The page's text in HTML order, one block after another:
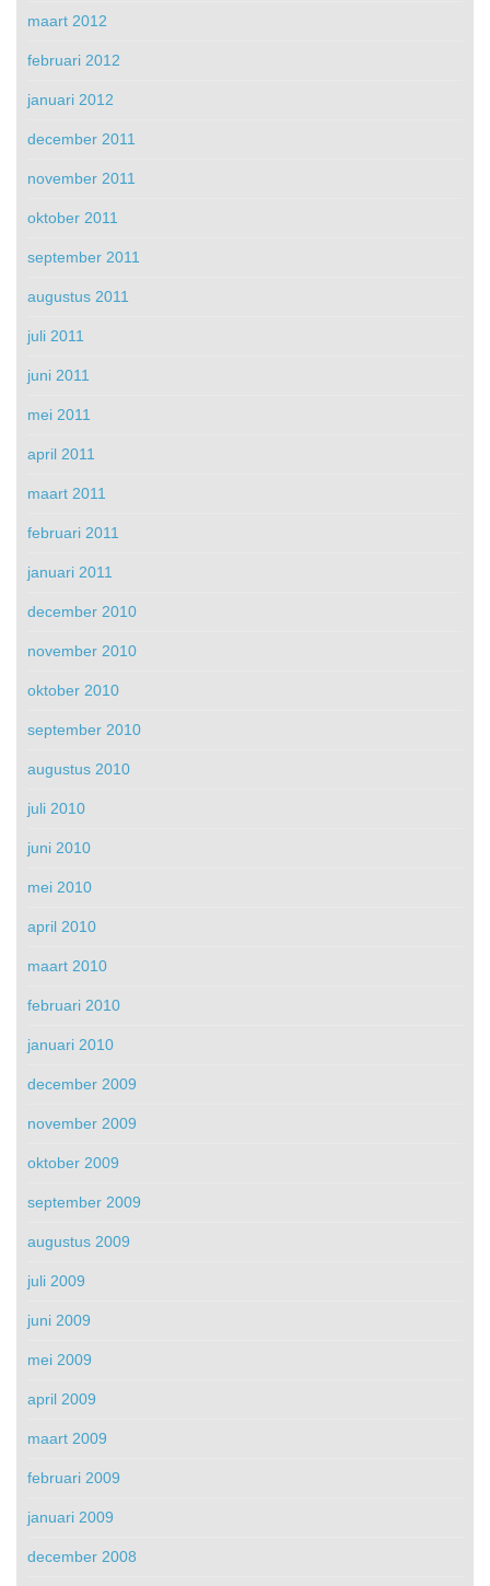
maart 2012
februari 2012
januari 2012
december 2011
november 2011
oktober 2011
september 2011
augustus 2011
juli 2011
juni 2011
mei 2011
april 2011
maart 2011
februari 2011
januari 2011
december 2010
november 2010
oktober 2010
september 2010
augustus 2010
juli 2010
juni 2010
mei 2010
april 2010
maart 2010
februari 2010
januari 2010
december 2009
november 2009
oktober 2009
september 2009
augustus 2009
juli 2009
juni 2009
mei 2009
april 2009
maart 2009
februari 2009
januari 2009
december 2008